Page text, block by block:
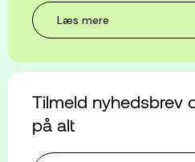
Læs mere
Tilmeld nyhedsbrev
på alt